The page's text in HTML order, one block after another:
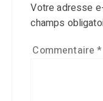
Votre adresse
champs
Commentaire*